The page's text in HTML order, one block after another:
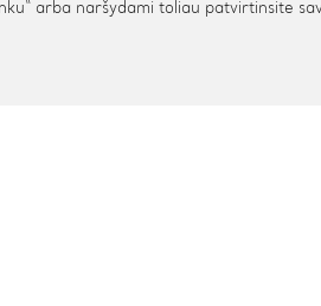
arba naršydami toliau patvirtinsite